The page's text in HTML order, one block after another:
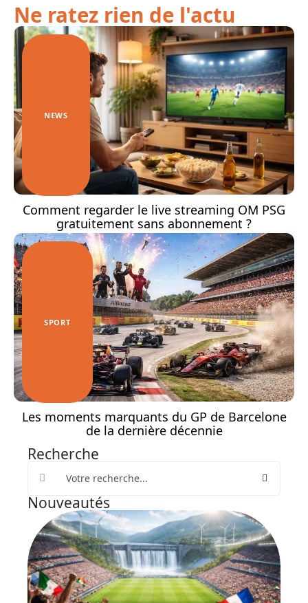
Ne ratez rien de l'actu
NEWS
Comment regarder le live streaming OM PSG
gratuitement sans abonnement ?
SPORT
Les moments marquants du GP de Barcelone
de la dernière décennie
Recherche
Nouveautés